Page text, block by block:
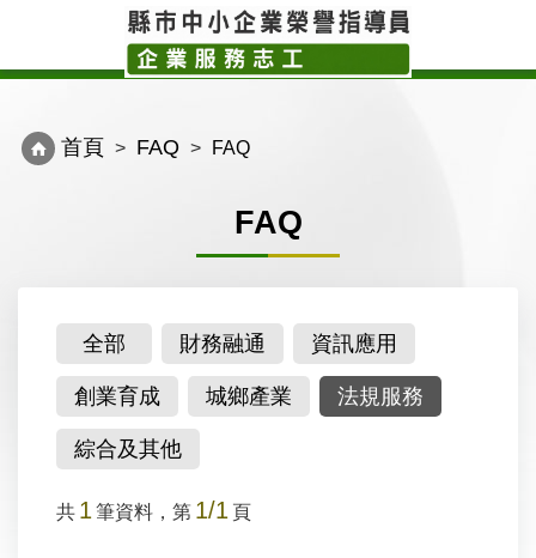
首頁 FAQ FAQ
FAQ
全部 財務融通 資訊應用
創業育成 城鄉產業 法規服務
綜合及其他
共 1 筆資料，第 1/1 頁